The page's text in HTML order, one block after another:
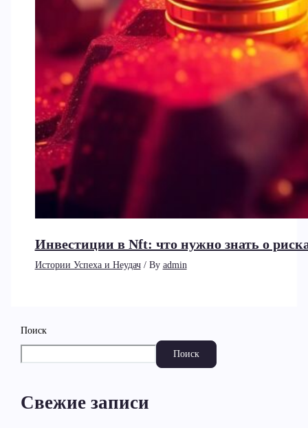
Инвестиции в Nft: что нужно знать о
Истории Успеха и Неудач/ By admin
Поиск
Поиск
Свежие записи